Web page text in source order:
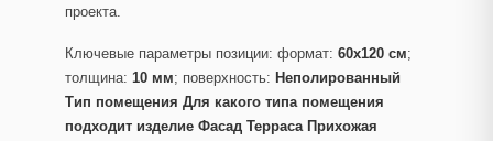
проекта.
Ключевые параметры позиции: формат: 60x120 см;
толщина: 10 мм; поверхность: Неполированный
Тип помещения Для какого типа помещения
подходит изделие Фасад Терраса Прихожая